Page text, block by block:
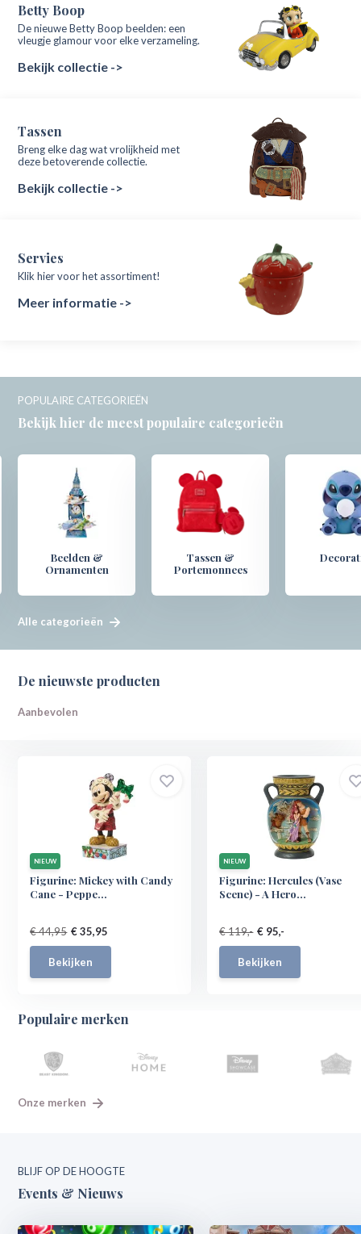
Betty Boop
De nieuwe Betty Boop beelden: een
vleugje glamour voor elke verzameling.
Bekijk collectie ->
Tassen
Breng elke dag wat vrolijkheid met
deze betoverende collectie.
Bekijk collectie ->
Servies
Klik hier voor het assortiment!
Meer informatie ->
POPULAIRE CATEGORIEËN
Bekijk hier de meest populaire categorieën
Alle categorieën
Beelden &
Ornamenten
Tassen &
Portemonnees
De nieuwste producten
Aanbevolen
NIEUW
Figurine: Mickey with Candy
Cane - Peppe...
€ 44,95 € 35,95
Bekijken
NIEUW
Figurine: Hercules (Vase
Scene) - A Hero...
€ 119,- € 95,-
Bekijken
Populaire merken
Onze merken
BLIJF OP DE HOOGTE
Events & Nieuws